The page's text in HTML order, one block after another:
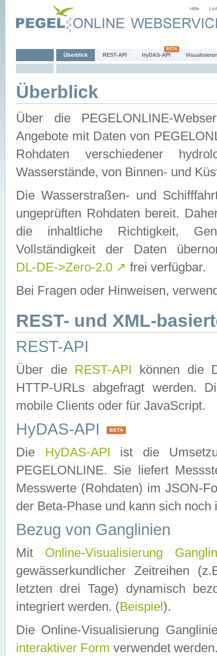
Hilfe
Überblick REST-API HyDAS-API
Überblick
Über die PEGELONLINE-
Angebote mit Daten von
Rohdaten verschiedener
Wasserstände, von Binnen- und
Die Wasserstraßen- und
ungeprüften Rohdaten bereit.
die inhaltliche Richtigkeit,
Vollständigkeit der Daten
DL-DE->Zero-2.0 ↗ frei verfügbar.
Bei Fragen oder Hinweisen,
REST- und XML-
REST-API
Über die REST-API können die
HTTP-URLs abgefragt werden.
mobile Clients oder für JavaScript.
HyDAS-API BETA
Die HyDAS-API ist die
PEGELONLINE. Sie liefert
Messwerte (Rohdaten) im JSON-
der Beta-Phase und kann sich noch
Bezug von Ganglinien
Mit Online-Visualisierung
gewässerkundlicher Zeitreihen
letzten drei Tage) dynamisch
integriert werden. (Beispiel ).
Die Online-Visualisierung
interaktiver Form verwendet